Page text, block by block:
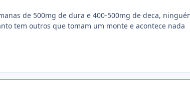
de 500mg de dura e 400-500mg de deca,
tem outros que tomam um monte e acontece nada